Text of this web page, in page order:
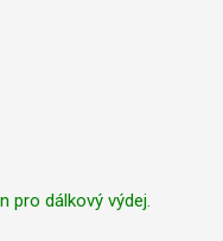
pro dálkový výdej.